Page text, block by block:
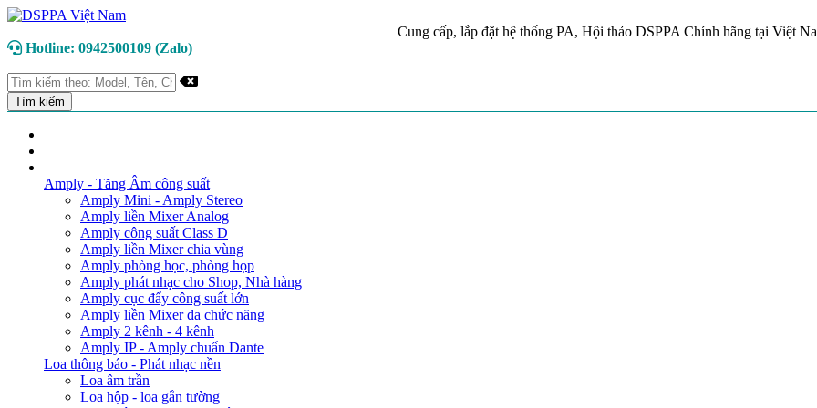
Cung cấp, lắp đặt hệ thống PA, Hội thảo DSPPA Chính hãng tại Việt
Hotline: 0942500109 (Zalo)
Amply - Tăng Âm công suất
Amply Mini - Amply Stereo
Amply liền Mixer Analog
Amply công suất Class D
Amply liền Mixer chia vùng
Amply phòng học, phòng họp
Amply phát nhạc cho Shop, Nhà hàng
Amply cục đẩy công suất lớn
Amply liền Mixer đa chức năng
Amply 2 kênh - 4 kênh
Amply IP - Amply chuẩn Dante
Loa thông báo - Phát nhạc nền
Loa âm trần
Loa hộp - loa gắn tường